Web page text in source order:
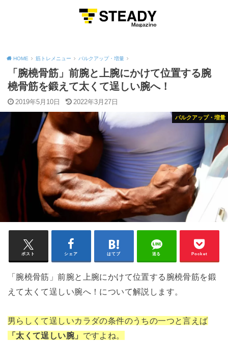
HOME 筋トレメニュー バルクアップ・増量
「腕橈骨筋」前腕と上腕にかけて位置する腕
橈骨筋を鍛えて太くて逞しい腕へ！
2019年5月10日 2022年3月27日
バルクアップ・増量
ポスト シェア はてブ 送る Pocket
「腕橈骨筋」前腕と上腕にかけて位置する腕橈骨筋を鍛
えて太くて逞しい腕へ！について解説します。
男らしくて逞しいカラダの条件のうちの一つと言えば
「太くて逞しい腕」 ですよね。